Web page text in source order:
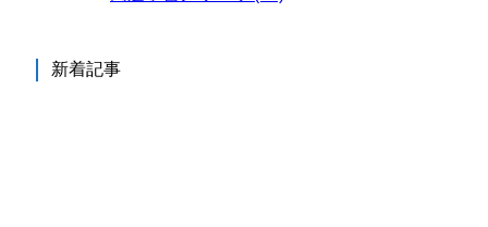
新着記事